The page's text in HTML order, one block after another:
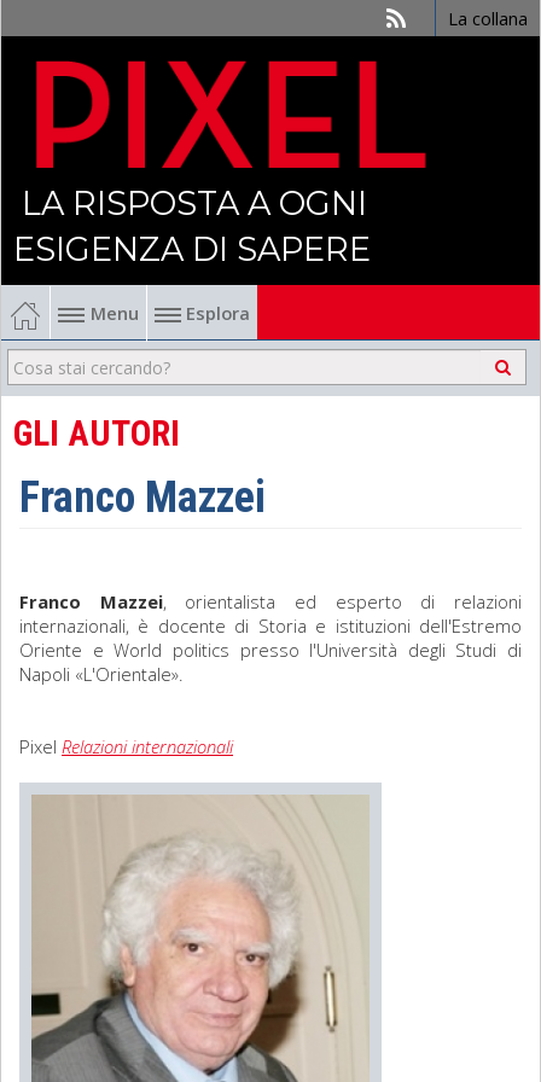
La collana
LA RISPOSTA A OGNI
ESIGENZA DI SAPERE
Menu Esplora
Economia
Management
Finanza
Filosofia
Storia
Matematica
Diritto
GLI AUTORI
Franco Mazzei
Franco Mazzei,
orientalista ed esperto di relazioni
internazionali, è docente di Storia e istituzioni dell'Estremo
Oriente e World politics presso l'Università degli Studi di
Napoli «L'Orientale».
Pixel Relazioni internazionali